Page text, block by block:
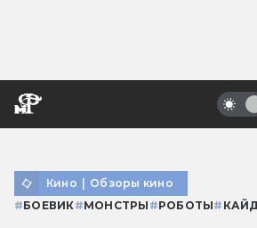
Кино | Обзоры кино
#БОЕВИК#МОНСТРЫ #РОБОТЫ#